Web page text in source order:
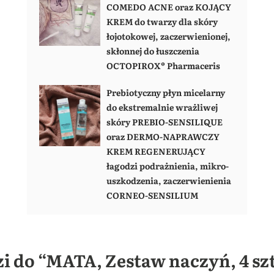
COMEDO ACNE oraz KOJĄCY
KREM do twarzy dla skóry
łojotokowej, zaczerwienionej,
skłonnej do łuszczenia
OCTOPIROX® Pharmaceris
Prebiotyczny płyn micelarny
do ekstremalnie wrażliwej
skóry PREBIO-SENSILIQUE
oraz DERMO-NAPRAWCZY
KREM REGENERUJĄCY
łagodzi podrażnienia, mikro-
uszkodzenia, zaczerwienienia
CORNEO-SENSILIUM
do “MATA, Zestaw naczyń, 4